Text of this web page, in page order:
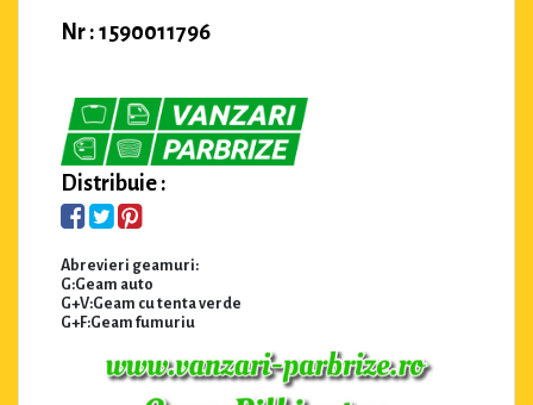
Nr : 1590011796
Distribuie :
Abrevieri geamuri:
G:Geam auto
G+V:Geam cu tenta verde
G+F:Geam fumuriu